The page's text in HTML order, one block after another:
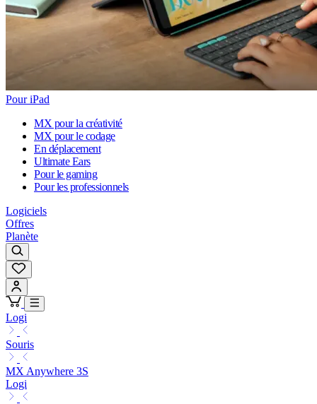
Pour iPad
MX pour la créativité
MX pour le codage
En déplacement
Ultimate Ears
Pour le gaming
Pour les professionnels
Logiciels
Offres
Planète
Logi
Souris
MX Anywhere 3S
Logi